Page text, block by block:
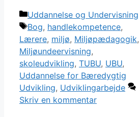
Kategorier
Uddannelse og Undervisning
Tags
Bog, handlekompetence,
Lærere, miljø, Miljøpædagogik,
Miljøundeervisning,
skoleudvikling, TUBU, UBU,
Uddannelse for Bæredygtig
Udvikling, Udviklingarbejde
Skriv en kommentar